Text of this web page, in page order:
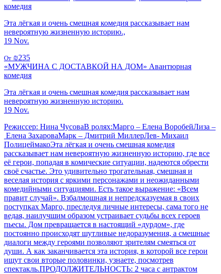
комедия
Эта лёгкая и очень смешная комедия рассказывает нам
невероятную жизненную историю.,
19 Nov.
От ₪235
«МУЖЧИНА С ДОСТАВКОЙ НА ДОМ» Авантюрная
комедия
Эта лёгкая и очень смешная комедия рассказывает нам
невероятную жизненную историю.
19 Nov.
Режиссер: Нина ЧусоваВ ролях:Марго – Елена ВоробейЛиза –
Елена ЗахароваМарк – Дмитрий МиллерЛев- Михаил
ПолицеймакоЭта лёгкая и очень смешная комедия
рассказывает нам невероятную жизненную историю, где все
её герои, попадая в комические ситуации, надеются обрести
своё счастье. Это удивительно трогательная, смешная и
веселая история с яркими персонажами и неожиданными
комедийными ситуациями. Есть такое выражение: «Всем
правит случай». Взбалмошная и непредсказуемая в своих
поступках Марго, преследуя личные интересы, сама того не
ведая, наилучшим образом устраивает судьбы всех героев
пьесы. Дом превращается в настоящий «дурдом», где
постоянно происходят шутливые недоразумения, а смешные
диалоги между героями позволяют зрителям смеяться от
души. А как заканчивается эта история, в которой все герои
ищут свои вторые половинки, узнаете, посмотрев
спектакль.ПРОДОЛЖИТЕЛЬНОСТЬ: 2 часа с антрактом